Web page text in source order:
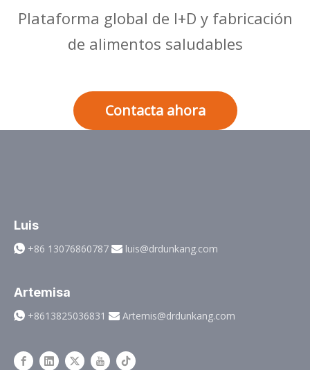
Plataforma global de I+D y fabricación
de alimentos saludables
Contacta ahora
Luis
 +86 13076860787  luis@drdunkang.com
Artemisa
 +8613825036831  Artemis@drdunkang.com